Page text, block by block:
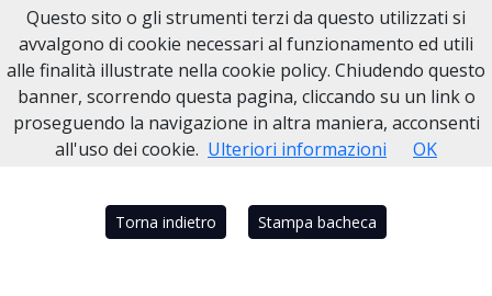
Necrologi Dell'Anno
Home Italia NA Portici CARLO DE LUCA PICIONE
Torna indietro Stampa bacheca
Questo sito o gli strumenti terzi da questo utilizzati si
avvalgono di cookie necessari al funzionamento ed utili
alle finalità illustrate nella cookie policy. Chiudendo questo
banner, scorrendo questa pagina, cliccando su un link o
proseguendo la navigazione in altra maniera, acconsenti
all'uso dei cookie. Ulteriori informazioni OK